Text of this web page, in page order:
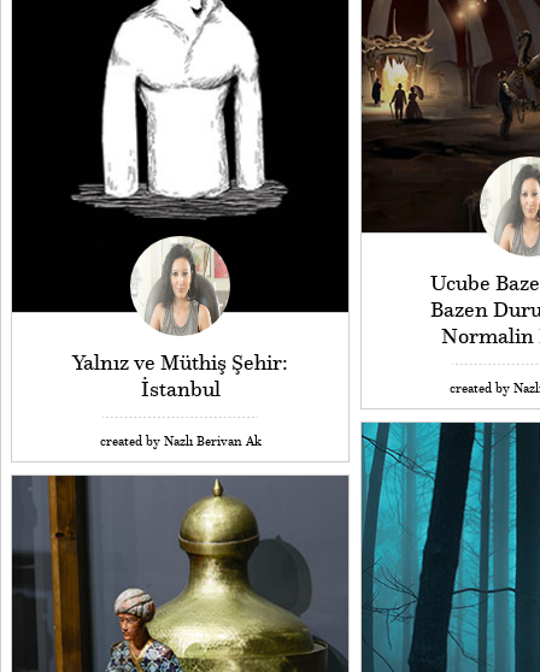
Ucube
Bazen
Normalin
created by
Yalnız ve Müthiş Şehir:
İstanbul
created by Nazlı Berivan Ak